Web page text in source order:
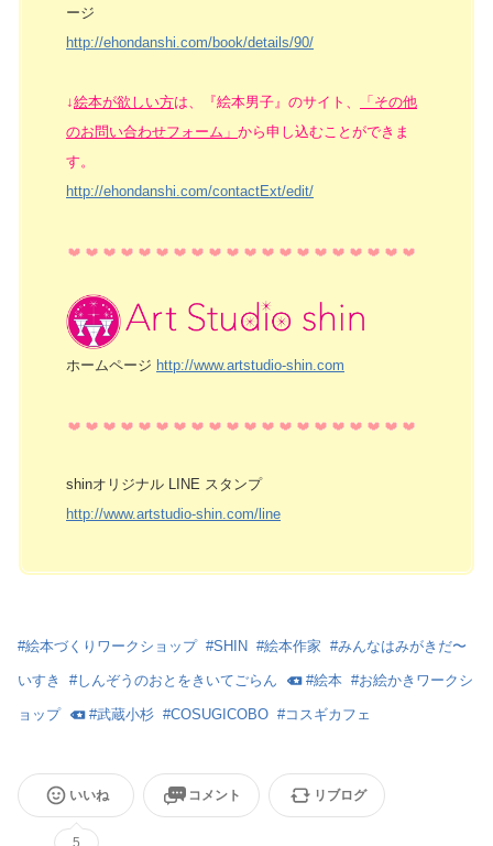
ージ
http://ehondanshi.com/book/details/90/
↓絵本が欲しい方は、『絵本男子』のサイト、
「その他
のお問い合わせフォーム」 から申し込むことができま
す。
http://ehondanshi.com/contactExt/edit/
ホームページ http://www.artstudio-shin.com
shinオリジナル LINE スタンプ
http://www.artstudio-shin.com/line
#絵本づくりワークショップ #SHIN #絵本作家 #みんなはみがきだ〜
いすき #しんぞうのおとをきいてごらん #絵本 #お絵かきワークシ
ョップ #武蔵小杉 #COSUGICOBO #コスギカフェ
いいね
5
コメント リブログ